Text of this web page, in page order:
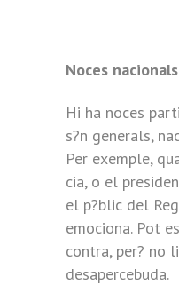
Noces nacionals
Hi ha noces
s?n generals,
Per exemple,
cia, o el
el p?blic del
emociona. Pot
contra, per? no
desapercebuda.